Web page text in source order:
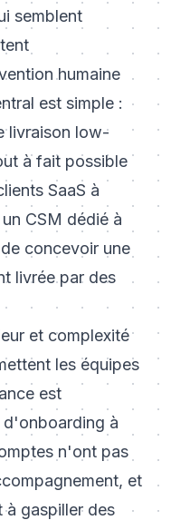
semblent
humaine
est simple :
livraison low-
à fait possible
SaaS à
CSM dédié à
concevoir une
livrée par des
et complexité
les équipes
est
d'onboarding à
n'ont pas
et
à gaspiller des